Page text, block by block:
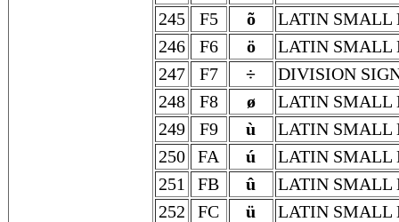
245
F5 õ
LATIN SMALL
246
F6 ö
LATIN SMALL
247
F7 ÷
DIVISION
248
F8 ø
LATIN SMALL
249
F9 ù
LATIN SMALL
250
FA ú
LATIN SMALL
251
FB û
LATIN SMALL
252
FC ü
LATIN SMALL